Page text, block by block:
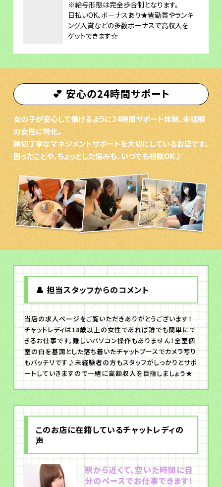
※給与形態は完全歩合制となります。
日払いOK、ボーナスあり★皆勤賞やランキ
ング入賞などの多数ボーナスで高収入を
ゲットできます☆
💕 安心の24時間サポート
女の子が安心して働けるように24時間サポート体制、未経験
の女性に特化。
親切丁寧なマネジメントサポートを大切にしているお店です。
困ったことや、ちょっとした悩みも、いつでも相談OK♪
👤 担当スタッフからのコメント
当店の求人ページをご覧いただきありがとうございます！
チャットレディは18歳以上の女性であれば誰でも簡単にで
きるお仕事です。難しいパソコン操作もありません！全室個
室の白を基調とした落ち着いたチャットブースでカメラ写り
もバッチリです♪未経験者の方もスタッフがしっかりとサポ
ートしていきますので一緒に高額収入を目指しましょう★
このお店に在籍しているチャットレディの
声
駅から近くて、空いた時間に自
分のペースでお仕事できます！